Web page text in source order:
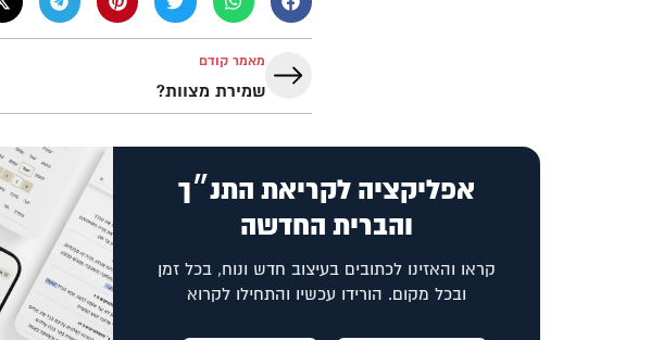
מאמר קודם
שמירת מצוות?
אפליקציה לקריאת התנ״ך
והברית החדשה
קראו והאזינו לכתובים בעיצוב חדש ונוח, בכל זמן
ובכל מקום. הורידו עכשיו והתחילו לקרוא